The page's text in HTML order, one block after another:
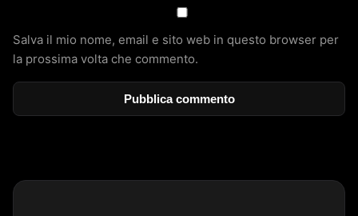
Salva il mio nome, email e sito web in questo browser per
la prossima volta che commento.